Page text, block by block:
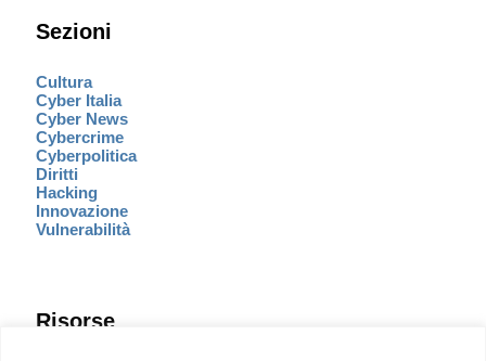
Sezioni
Cultura
Cyber Italia
Cyber News
Cybercrime
Cyberpolitica
Diritti
Hacking
Innovazione
Vulnerabilità
Risorse